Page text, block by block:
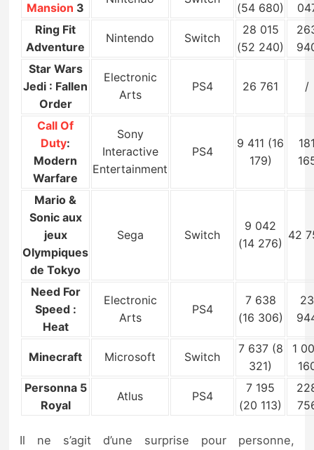
Mansion 3
(54 680)
Ring Fit
Adventure
Nintendo Switch
28 015
(52 240)
Star Wars
Jedi : Fallen
Order
Electronic
Arts
PS4 26 761 /
Call Of
Duty:
Modern
Warfare
Sony
Interactive
Entertainment
PS4
9 411 (16
179)
Mario &
Sonic aux
jeux
Olympiques
de Tokyo
Sega Switch
9 042
(14 276)
42
Need For
Speed :
Heat
Electronic
Arts
PS4
7 638
(16 306)
23
Minecraft Microsoft Switch
7 637 (8
321)
1
Personna 5
Royal
Atlus PS4
7 195
(20 113)
Il ne s’agit d’une surprise pour personne,